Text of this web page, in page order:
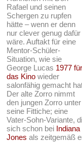
Rafael und seinen
Schergen zu rupfen
hätte – wenn er denn
nur clever genug dafür
wäre. Auftakt für eine
Mentor-Schüler-
Situation, wie sie
George Lucas 1977 für
das Kino wieder
salonfähig gemacht
Der alte Zorro nimmt
den jungen Zorro unter
seine Fittiche; eine
Vater-Sohn-Variante,
sich schon bei Indiana
Jones als zeitgemäß